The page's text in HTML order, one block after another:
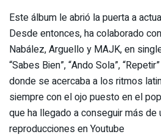
Este álbum le abrió la puerta a
Desde entonces, ha colaborado
Nabález, Arguello y MAJK, en
“Sabes Bien”, “Ando Sola”,
donde se acercaba a los ritmos
siempre con el ojo puesto en el
que ha llegado a conseguir más de
reproducciones en Youtube